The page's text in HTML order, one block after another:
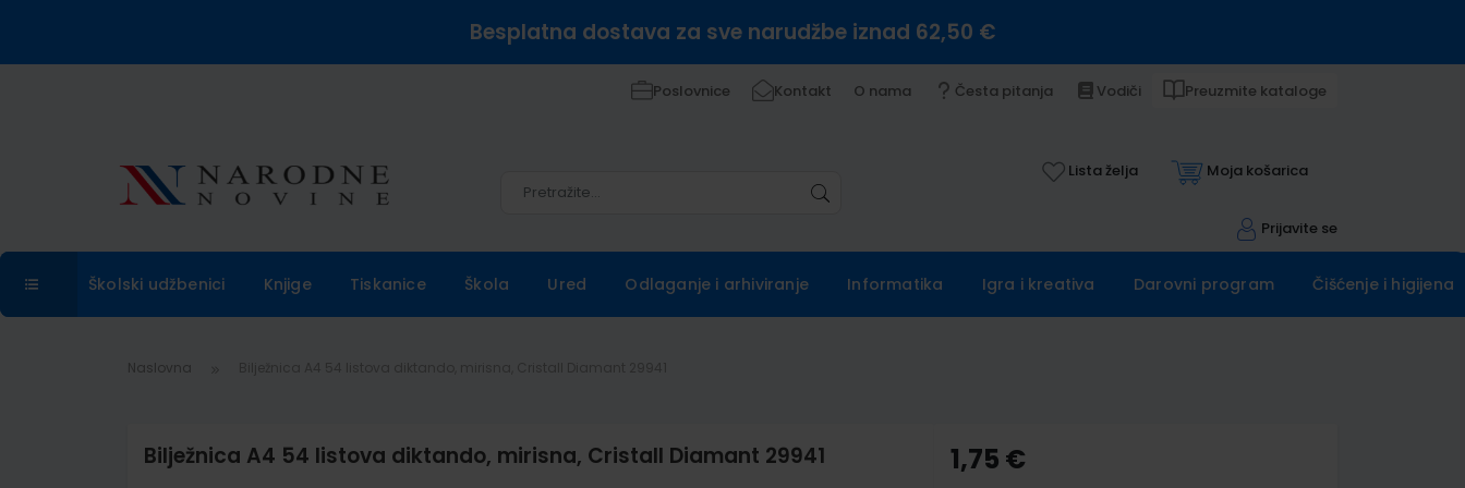
Besplatna dostava za sve narudžbe iznad 62,50 €
Poslovnice Kontakt O nama Česta pitanja Vodiči Preuzmite kataloge
Lista želja Moja košarica
Prijavite se
Školski udžbenici Knjige Tiskanice Škola Ured Odlaganje i arhiviranje Informatika Igra i kreativa Darovni program Čišćenje i higijena
Naslovna
Bilježnica A4 54 listova diktando, mirisna, Cristall Diamant 29941 1,75 €